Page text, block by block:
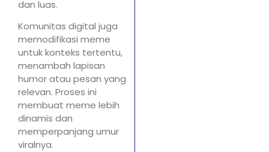
dan luas.
Komunitas digital juga
memodifikasi meme
untuk konteks tertentu,
menambah lapisan
humor atau pesan yang
relevan. Proses ini
membuat meme lebih
dinamis dan
memperpanjang umur
viralnya.